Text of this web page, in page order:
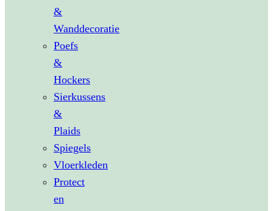
&
Wanddecoratie
Poefs
&
Hockers
Sierkussens
&
Plaids
Spiegels
Vloerkleden
Protect
en